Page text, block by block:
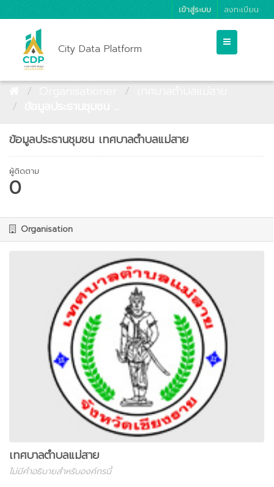
เข้าสู่ระบบ ลงทะเบียน
City Data Platform
ข้อมูลประธานชุมชน เทศบาลตำบลแม่สาย
ผู้ติดตาม
0
Organisation
เทศบาลตำบลแม่สาย
ไม่มีคำอธิบายสำหรับองค์กรนี้